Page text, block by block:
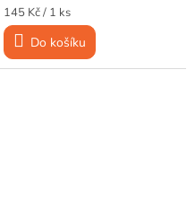
Měrná
cena:
145 Kč / 1 ks
Do košíku